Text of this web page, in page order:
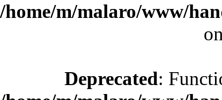
/home/m/malaro/www/
Deprecated: